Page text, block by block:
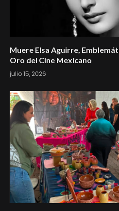
Muere Elsa Aguirre,
Oro del Cine Mexicano
julio 15, 2026